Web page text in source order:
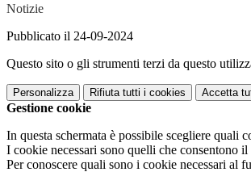
Notizie
Pubblicato il 24-09-2024
Questo sito o gli strumenti terzi da questo
Personalizza Rifiuta tutti i cookies Accetta
Gestione cookie
In questa schermata è possibile scegliere quali
I cookie necessari sono quelli che consentono
Per conoscere quali sono i cookie necessari al